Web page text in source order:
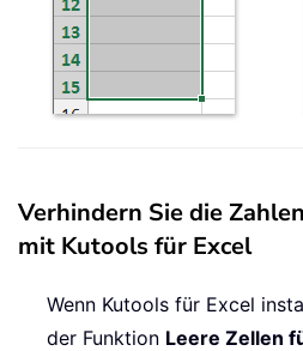
Verhindern Sie die
mit Kutools für Excel
Wenn Kutools für Excel
der Funktion Leere Zellen